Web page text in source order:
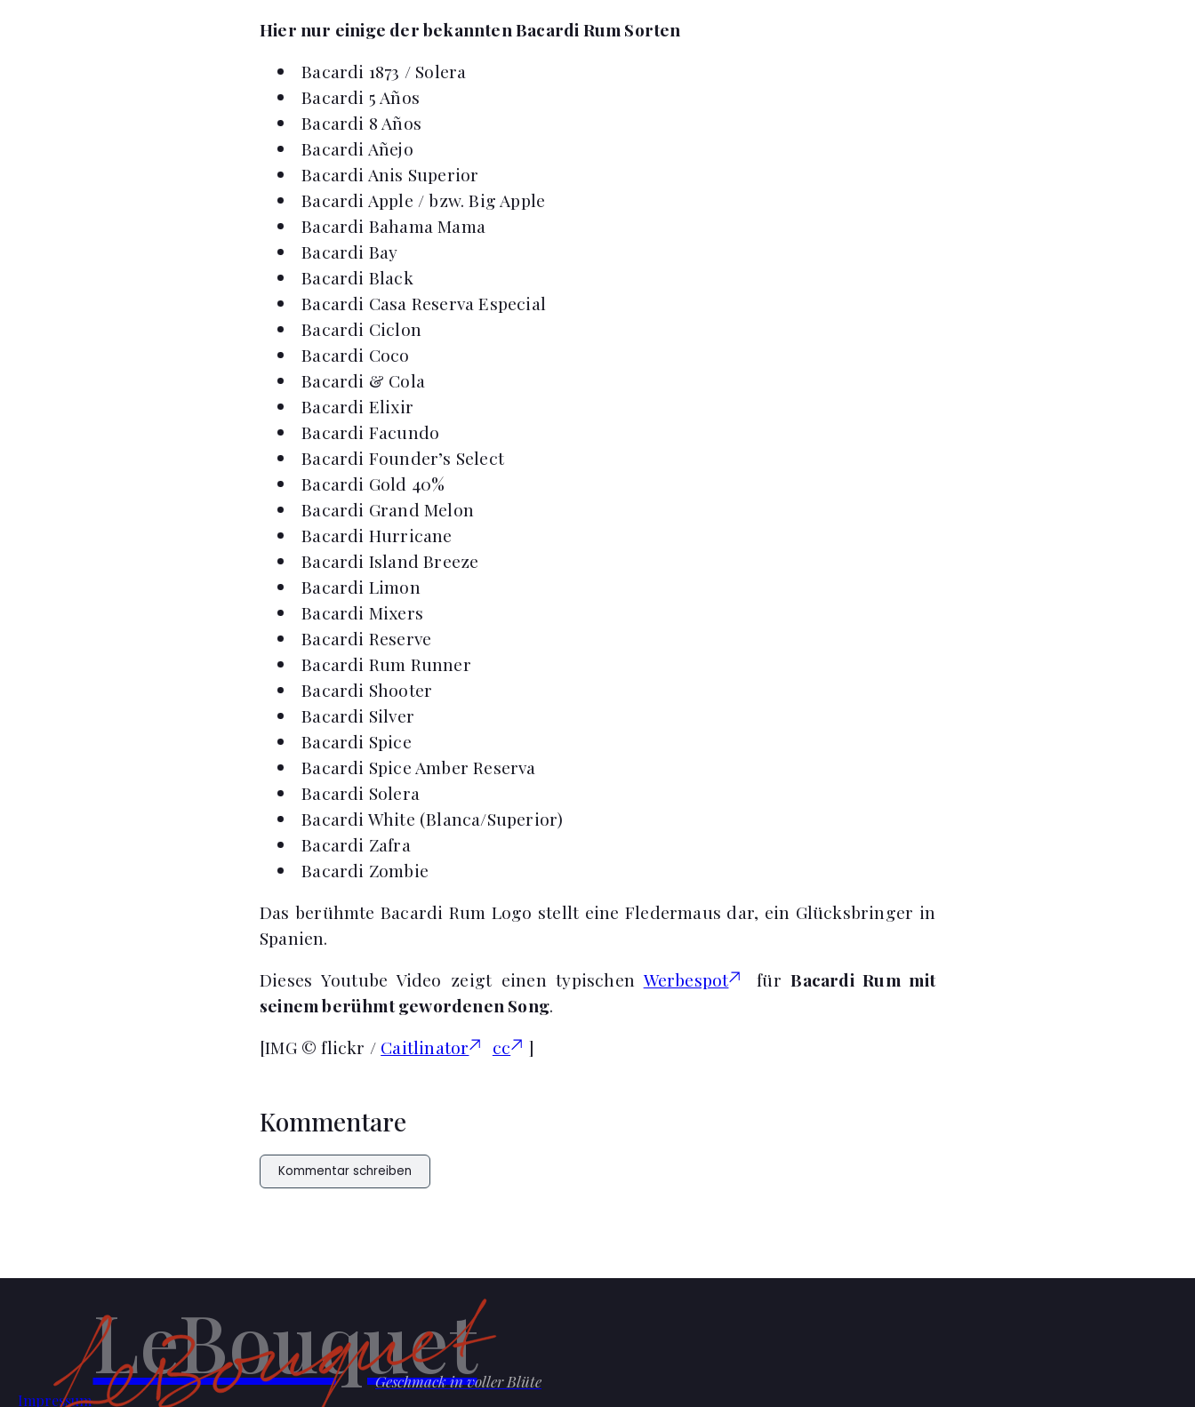
Hier nur einige der bekannten Bacardi Rum Sorten
Bacardi 1873 / Solera
Bacardi 5 Años
Bacardi 8 Años
Bacardi Añejo
Bacardi Anis Superior
Bacardi Apple / bzw. Big Apple
Bacardi Bahama Mama
Bacardi Bay
Bacardi Black
Bacardi Casa Reserva Especial
Bacardi Ciclon
Bacardi Coco
Bacardi & Cola
Bacardi Elixir
Bacardi Facundo
Bacardi Founder’s Select
Bacardi Gold 40%
Bacardi Grand Melon
Bacardi Hurricane
Bacardi Island Breeze
Bacardi Limon
Bacardi Mixers
Bacardi Reserve
Bacardi Rum Runner
Bacardi Shooter
Bacardi Silver
Bacardi Spice
Bacardi Spice Amber Reserva
Bacardi Solera
Bacardi White (Blanca/Superior)
Bacardi Zafra
Bacardi Zombie
Das berühmte Bacardi Rum Logo stellt eine Fledermaus dar, ein Glücksbringer in
Spanien.
Dieses Youtube Video zeigt einen typischen Werbespot fürBacardi Rum mit
seinem berühmt gewordenen Song.
[IMG © flickr / Caitlinator cc ]
Kommentare
Kommentar schreiben
LeBouquet
Geschmack in voller Blüte
Impressum